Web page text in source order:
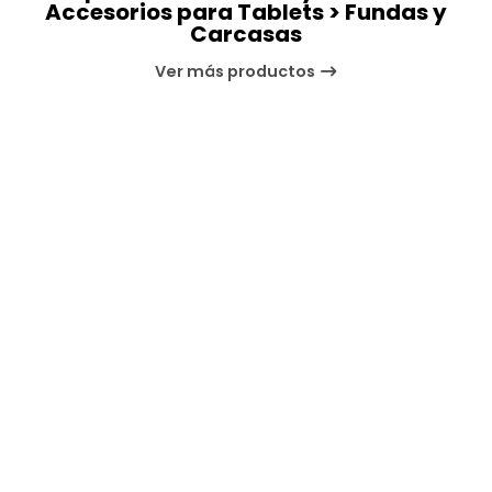
Accesorios para Tablets > Fundas y
Carcasas
Ver más productos